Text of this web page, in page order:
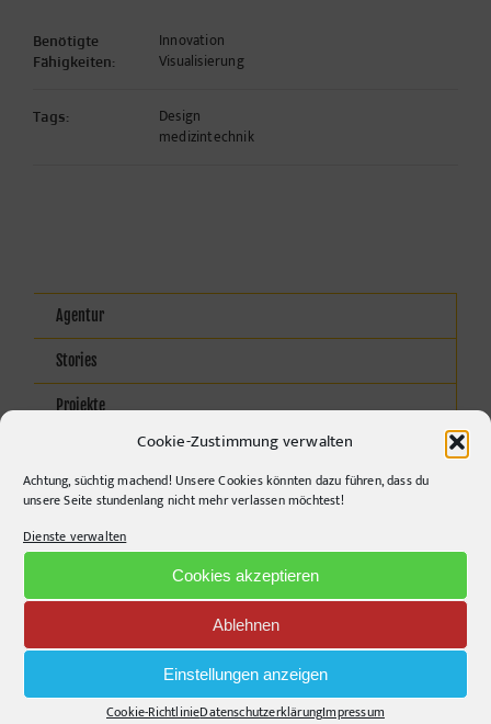
Cookie-Zustimmung verwalten
Achtung, süchtig machend! Unsere Cookies könnten dazu führen, dass du
unsere Seite stundenlang nicht mehr verlassen möchtest!
Dienste verwalten
Cookies akzeptieren
Ablehnen
Einstellungen anzeigen
Cookie-RichtlinieDatenschutzerklärungImpressum
Benötigte
Fähigkeiten:
Innovation
Visualisierung
Tags:
Design
medizintechnik
Agentur
Stories
Projekte